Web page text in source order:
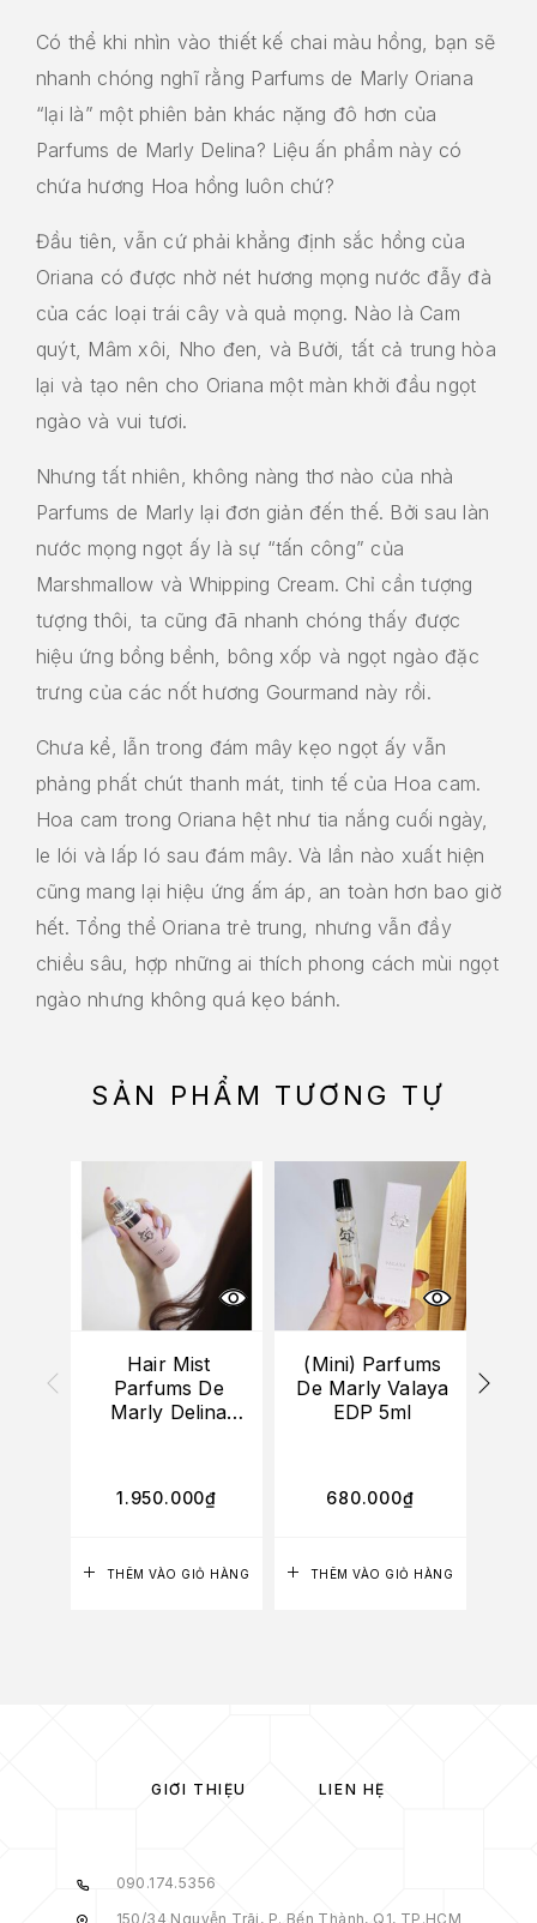
Có thể khi nhìn vào thiết kế chai màu hồng, bạn sẽ
nhanh chóng nghĩ rằng Parfums de Marly Oriana
“lại là” một phiên bản khác nặng đô hơn của
Parfums de Marly Delina? Liệu ấn phẩm này có
chứa hương Hoa hồng luôn chứ?
Đầu tiên, vẫn cứ phải khẳng định sắc hồng của
Oriana có được nhờ nét hương mọng nước đẫy đà
của các loại trái cây và quả mọng. Nào là Cam
quýt, Mâm xôi, Nho đen, và Bưởi, tất cả trung hòa
lại và tạo nên cho Oriana một màn khởi đầu ngọt
ngào và vui tươi.
Nhưng tất nhiên, không nàng thơ nào của nhà
Parfums de Marly lại đơn giản đến thế. Bởi sau làn
nước mọng ngọt ấy là sự “tấn công” của
Marshmallow và Whipping Cream. Chỉ cần tượng
tượng thôi, ta cũng đã nhanh chóng thấy được
hiệu ứng bồng bềnh, bông xốp và ngọt ngào đặc
trưng của các nốt hương Gourmand này rồi.
Chưa kể, lẫn trong đám mây kẹo ngọt ấy vẫn
phảng phất chút thanh mát, tinh tế của Hoa cam.
Hoa cam trong Oriana hệt như tia nắng cuối ngày,
le lói và lấp ló sau đám mây. Và lần nào xuất hiện
cũng mang lại hiệu ứng ấm áp, an toàn hơn bao giờ
hết. Tổng thể Oriana trẻ trung, nhưng vẫn đầy
chiều sâu, hợp những ai thích phong cách mùi ngọt
ngào nhưng không quá kẹo bánh.
SẢN PHẨM TƯƠNG TỰ
THÊM VÀO GIỎ HÀNG
Hair Mist
Parfums De
Marly Delina
1.950.000₫
THÊM VÀO GIỎ HÀNG
(Mini) Parfums
De Marly Valaya
EDP 5ml
680.000₫
GIỚI THIỆU LIÊN HỆ
090.174.5356
150/34 Nguyễn Trãi, P. Bến Thành, Q1, TP.HCM